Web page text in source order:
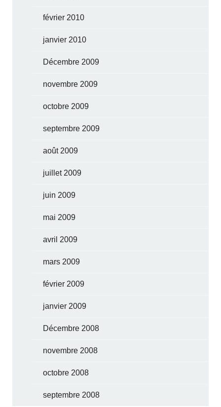
février 2010
janvier 2010
Décembre 2009
novembre 2009
octobre 2009
septembre 2009
août 2009
juillet 2009
juin 2009
mai 2009
avril 2009
mars 2009
février 2009
janvier 2009
Décembre 2008
novembre 2008
octobre 2008
septembre 2008